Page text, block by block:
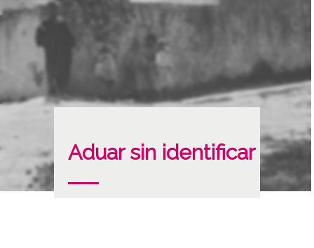
Aduar sin identificar